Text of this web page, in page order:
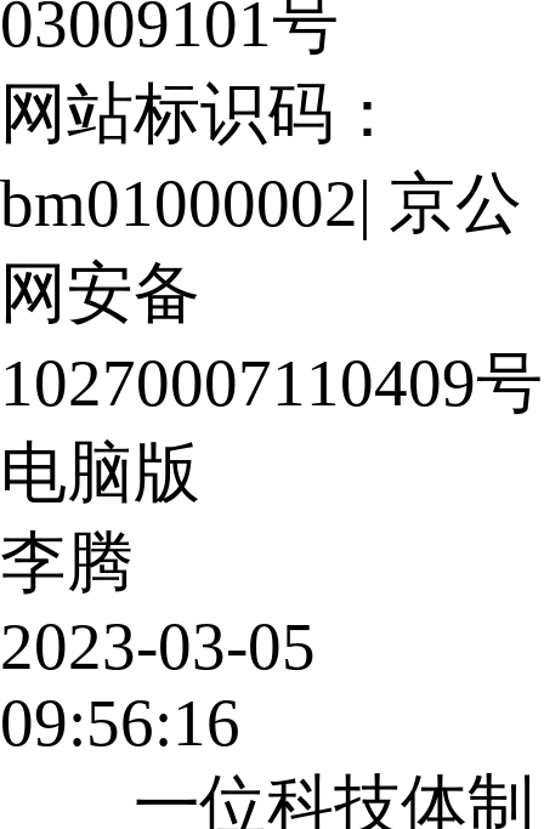
03009101号
网站标识码：
bm01000002| 京公
网安备
10270007110409号
电脑版
李腾
2023-03-05
09:56:16
一位科技体制